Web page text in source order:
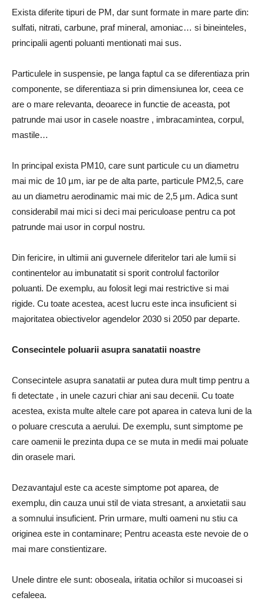
Exista diferite tipuri de PM, dar sunt formate in mare parte din:
sulfati, nitrati, carbune, praf mineral, amoniac… si bineinteles,
principalii agenti poluanti mentionati mai sus.
Particulele in suspensie, pe langa faptul ca se diferentiaza prin
componente, se diferentiaza si prin dimensiunea lor, ceea ce
are o mare relevanta, deoarece in functie de aceasta, pot
patrunde mai usor in casele noastre , imbracamintea, corpul,
mastile…
In principal exista PM10, care sunt particule cu un diametru
mai mic de 10 µm, iar pe de alta parte, particule PM2,5, care
au un diametru aerodinamic mai mic de 2,5 µm. Adica sunt
considerabil mai mici si deci mai periculoase pentru ca pot
patrunde mai usor in corpul nostru.
Din fericire, in ultimii ani guvernele diferitelor tari ale lumii si
continentelor au imbunatatit si sporit controlul factorilor
poluanti. De exemplu, au folosit legi mai restrictive si mai
rigide. Cu toate acestea, acest lucru este inca insuficient si
majoritatea obiectivelor agendelor 2030 si 2050 par departe.
Consecintele poluarii asupra sanatatii noastre
Consecintele asupra sanatatii ar putea dura mult timp pentru a
fi detectate , in unele cazuri chiar ani sau decenii. Cu toate
acestea, exista multe altele care pot aparea in cateva luni de la
o poluare crescuta a aerului. De exemplu, sunt simptome pe
care oamenii le prezinta dupa ce se muta in medii mai poluate
din orasele mari.
Dezavantajul este ca aceste simptome pot aparea, de
exemplu, din cauza unui stil de viata stresant, a anxietatii sau
a somnului insuficient. Prin urmare, multi oameni nu stiu ca
originea este in contaminare; Pentru aceasta este nevoie de o
mai mare constientizare.
Unele dintre ele sunt: ​​oboseala, iritatia ochilor si mucoasei si
cefaleea.